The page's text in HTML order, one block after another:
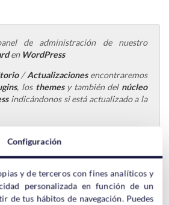
de administración de nuestro
en WordPress
/Actualizacionesencontraremos
, los themesy también del núcleo
indicándonos si está actualizado a la
de WordPress si se encuentra
con marcar la opción
descarga e instalación de la última
al día el motor de nuestro sitio web.
Configuración
y de terceros con fines analíticos y
personalizada en función de un
de tus hábitos de navegación. Puedes